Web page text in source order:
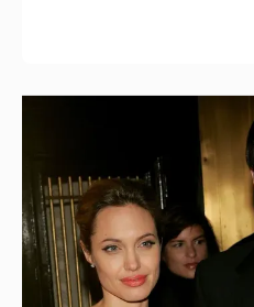
53-летний брат
совершил каминг-
женой
14